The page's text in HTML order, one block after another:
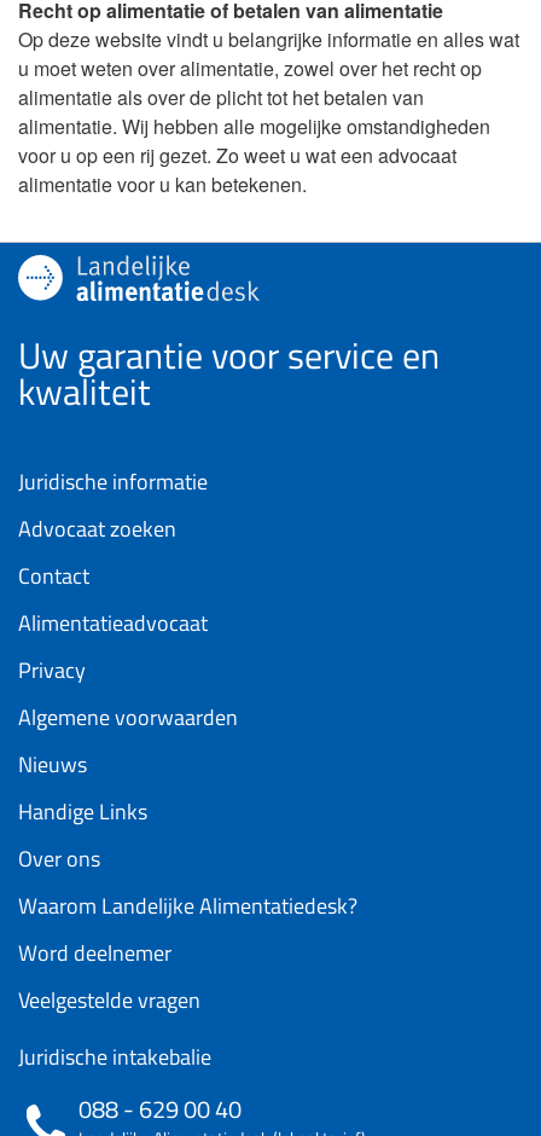
Recht op alimentatie of betalen van alimentatie
Op deze website vindt u belangrijke informatie en alles wat
u moet weten over alimentatie, zowel over het recht op
alimentatie als over de plicht tot het betalen van
alimentatie. Wij hebben alle mogelijke omstandigheden
voor u op een rij gezet. Zo weet u wat een advocaat
alimentatie voor u kan betekenen.
Uw garantie voor service en
kwaliteit
Juridische informatie
Advocaat zoeken
Contact
Alimentatieadvocaat
Privacy
Algemene voorwaarden
Nieuws
Handige Links
Over ons
Waarom Landelijke Alimentatiedesk?
Word deelnemer
Veelgestelde vragen
Juridische intakebalie
088 - 629 00 40